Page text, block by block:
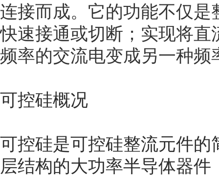
连接而成。它的功能不仅
快速接通或切断；实现将
频率的交流电变成另一种频
可控硅概况
可控硅是可控硅整流元件的
层结构的大功率半导体器